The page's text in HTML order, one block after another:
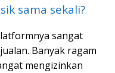
sama sekali?
sangat
Banyak ragam
mengizinkan